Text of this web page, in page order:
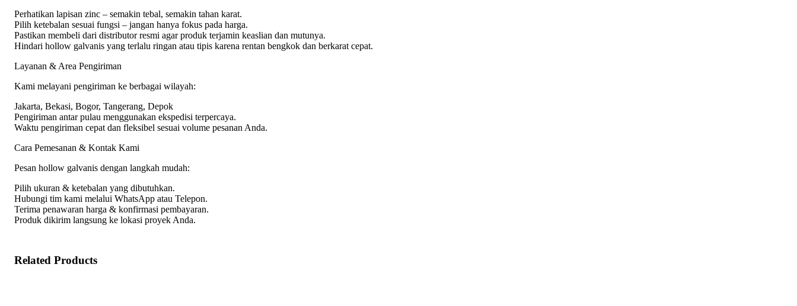
Perhatikan lapisan zinc – semakin tebal, semakin tahan karat.
Pilih ketebalan sesuai fungsi – jangan hanya fokus pada harga.
Pastikan membeli dari distributor resmi agar produk terjamin keaslian dan mutunya.
Hindari hollow galvanis yang terlalu ringan atau tipis karena rentan bengkok dan berkarat cepat.
Layanan & Area Pengiriman
Kami melayani pengiriman ke berbagai wilayah:
Jakarta, Bekasi, Bogor, Tangerang, Depok
Pengiriman antar pulau menggunakan ekspedisi terpercaya.
Waktu pengiriman cepat dan fleksibel sesuai volume pesanan Anda.
Cara Pemesanan & Kontak Kami
Pesan hollow galvanis dengan langkah mudah:
Pilih ukuran & ketebalan yang dibutuhkan.
Hubungi tim kami melalui WhatsApp atau Telepon.
Terima penawaran harga & konfirmasi pembayaran.
Produk dikirim langsung ke lokasi proyek Anda.
Related Products